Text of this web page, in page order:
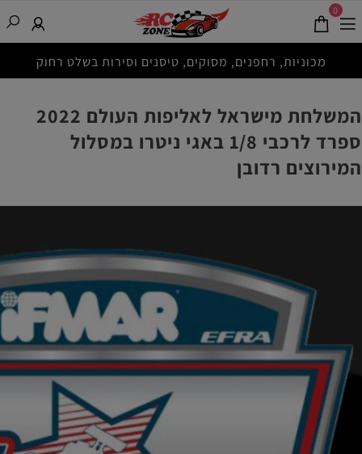
מכוניות, רחפנים, מסוקים, טיסנים וסירות בשלט רחוק
0
המשלחת מישראל לאליפות העולם 2022
ספרד לרכבי 1/8 באגי ניטרו במסלול
המירוצים רדובן